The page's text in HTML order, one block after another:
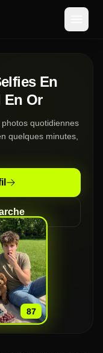
INSCRIPTION
En
En Or
quotidiennes
quelques minutes,
87